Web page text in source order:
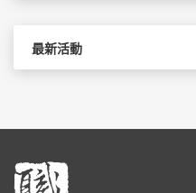
最新活動